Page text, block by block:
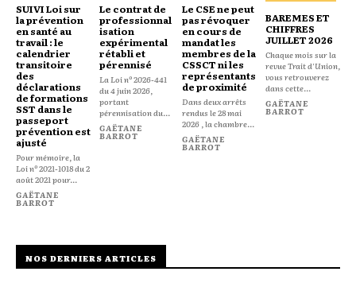
SUIVI Loi sur
la prévention
en santé au
travail : le
calendrier
transitoire
des
déclarations
de formations
SST dans le
passeport
prévention est
ajusté
Pour mémoire, la
Loi nº 2021-1018 du 2
août 2021 pour...
GAËTANE
BARROT
Le contrat de
professionnal
isation
expérimental
rétabli et
pérennisé
La Loi nº 2026-441
du 4 juin 2026,
portant
pérennisation du...
GAËTANE
BARROT
Le CSE ne peut
pas révoquer
en cours de
mandat les
membres de la
CSSCT ni les
représentants
de proximité
Dans deux arrêts
rendus le 28 mai
2026 , la chambre...
GAËTANE
BARROT
BAREMES ET
CHIFFRES
JUILLET 2026
Chaque mois sur la
revue Trait d'Union,
vous retrouverez
dans cette...
GAËTANE
BARROT
NOS DERNIERS ARTICLES